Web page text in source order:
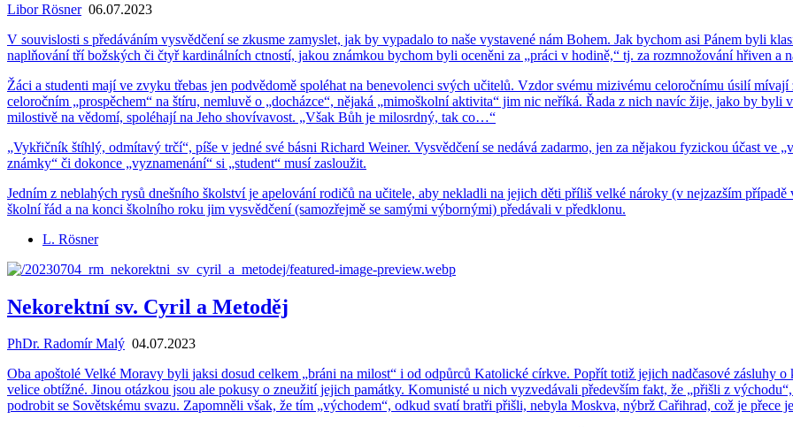
Libor Rösner 06.07.2023
V sou­vis­los­ti s pře­dá­vá­ním vy­svěd­če­ní se zkus­me za­mys­let, jak by vy­pa­da­lo to naše vy­sta­ve­né nám Bohem. Jak bychom asi Pánem byli
naplňování tří bož­ských či čtyř kar­di­nál­ních ctnos­tí, jakou znám­kou bychom byli oce­ně­ni za „práci v ho­di­ně,“ tj. za roz­mno­žo­vá­ní hři­ven a
Žáci a stu­den­ti mají ve zvyku tře­bas jen pod­vě­do­mě spo­lé­hat na be­ne­vo­len­ci svých uči­te­lů. Vzdor svému mi­zi­vé­mu ce­lo­roč­ní­mu úsilí
ce­lo­roč­ním „pro­spě­chem“ na štíru, ne­mluvě o „do­cház­ce“, ně­ja­ká „mi­mo­škol­ní ak­ti­vi­ta“ jim nic ne­ří­ká. Řada z nich navíc žije, jako by byli
mi­los­ti­vě na vě­do­mí, spo­lé­ha­jí na Jeho sho­ví­va­vost. „Však Bůh je mi­lo­srd­ný, tak co…“
„Vy­křič­ník štíh­lý, od­mí­ta­vý trčí“, píše v jedné své básni Ri­chard Wei­ner. Vy­svěd­če­ní se ne­dá­vá za­dar­mo, jen za ně­ja­kou fy­zic­kou účast ve
znám­ky“ či do­kon­ce „vy­zna­me­ná­ní“ si „stu­dent“ musí za­slou­žit.
Jed­ním z ne­bla­hých rysů dneš­ní­ho škol­ství je ape­lo­vá­ní ro­di­čů na uči­te­le, aby ne­klad­li na je­jich děti pří­liš velké ná­ro­ky (v nej­zaz­ším
škol­ní řád a na konci škol­ní­ho roku jim vy­svěd­če­ní (sa­mo­zřej­mě se sa­mý­mi vý­bor­ný­mi) pře­dá­va­li v před­klo­nu.
L. Rösner
Nekorektní sv. Cyril a Metoděj
PhDr. Radomír Malý 04.07.2023
Oba apoš­to­lé Velké Mo­ra­vy byli jaksi dosud cel­kem „bráni na mi­lost“ i od od­půr­ců Ka­to­lic­ké církve. Po­přít totiž je­jich nad­ča­so­vé zá­slu­hy
ve­li­ce ob­tíž­né. Jinou otáz­kou jsou ale po­ku­sy o zne­u­ži­tí je­jich pa­mát­ky. Ko­mu­nis­té u nich vy­zve­dá­va­li pře­de­vším fakt, že „při­šli z
podro­bit se So­vět­ské­mu svazu. Za­po­mně­li však, že tím „vý­cho­dem“, odkud svatí brat­ři při­šli, ne­by­la Mosk­va, nýbrž Ca­ři­hrad, což je přece